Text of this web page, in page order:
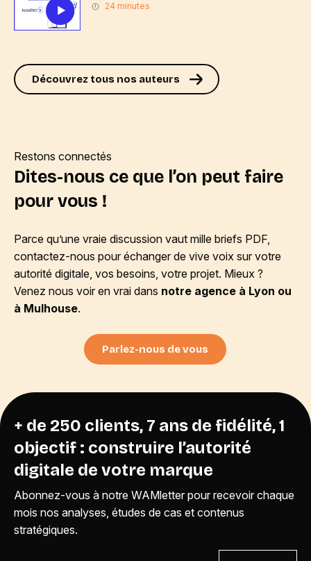
gagnants et les perdants
24 minutes
Découvrez tous nos auteurs
Restons connectés
Dites-nous ce que l’on peut faire
pour vous !
Parce qu’une vraie discussion vaut mille briefs PDF,
contactez-nous pour échanger de vive voix sur votre
autorité digitale, vos besoins, votre projet. Mieux ?
Venez nous voir en vrai dans notre agence à Lyon ou
à Mulhouse.
Parlez-nous de vous
+ de 250 clients, 7 ans de fidélité, 1
objectif : construire l’autorité
digitale de votre marque
Abonnez-vous à notre WAMletter pour recevoir chaque
mois nos analyses, études de cas et contenus
stratégiques.